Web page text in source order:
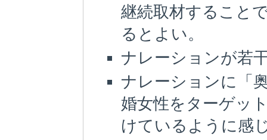
継続取材すること
るとよい。
ナレーションが若
ナレーションに「
婚女性をターゲッ
けているように感